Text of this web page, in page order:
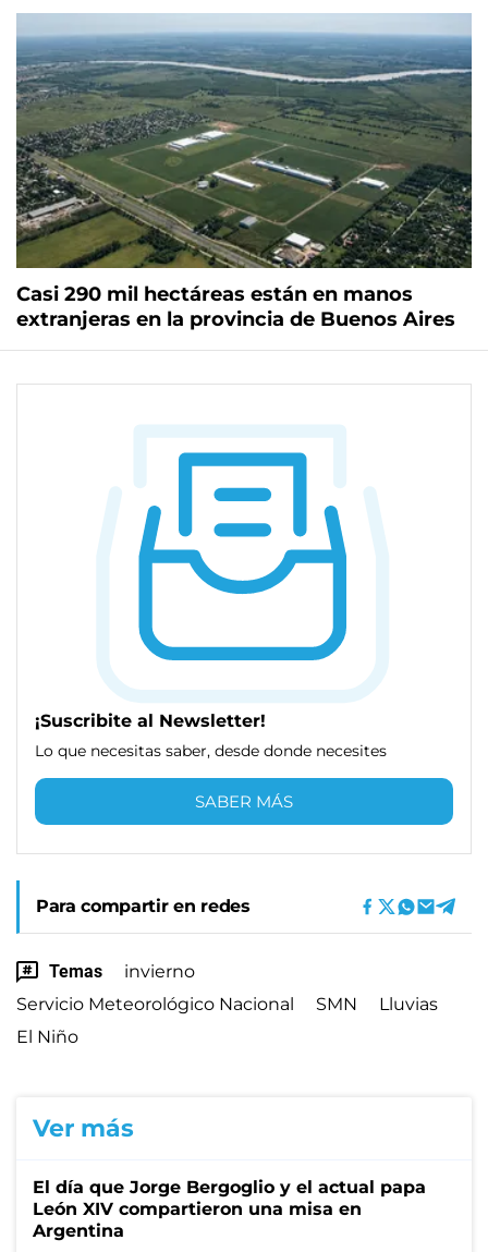
Casi 290 mil hectáreas están en manos
extranjeras en la provincia de Buenos Aires
¡Suscribite al Newsletter!
Lo que necesitas saber, desde donde necesites
SABER MÁS
Para compartir en redes
Temas
invierno
Servicio Meteorológico Nacional
SMN
Lluvias
El Niño
Ver más
El día que Jorge Bergoglio y el actual papa
León XIV compartieron una misa en
Argentina